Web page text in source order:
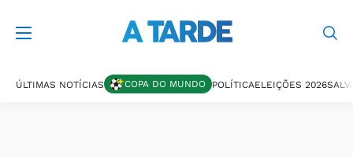
ÚLTIMAS NOTÍCIAS COPA DO MUNDO POLÍTICAELEIÇÕES 2026